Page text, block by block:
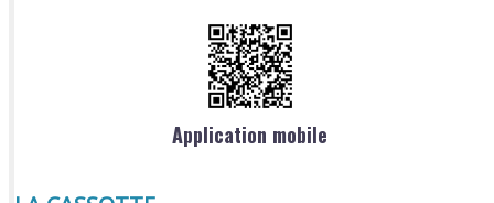
Application mobile